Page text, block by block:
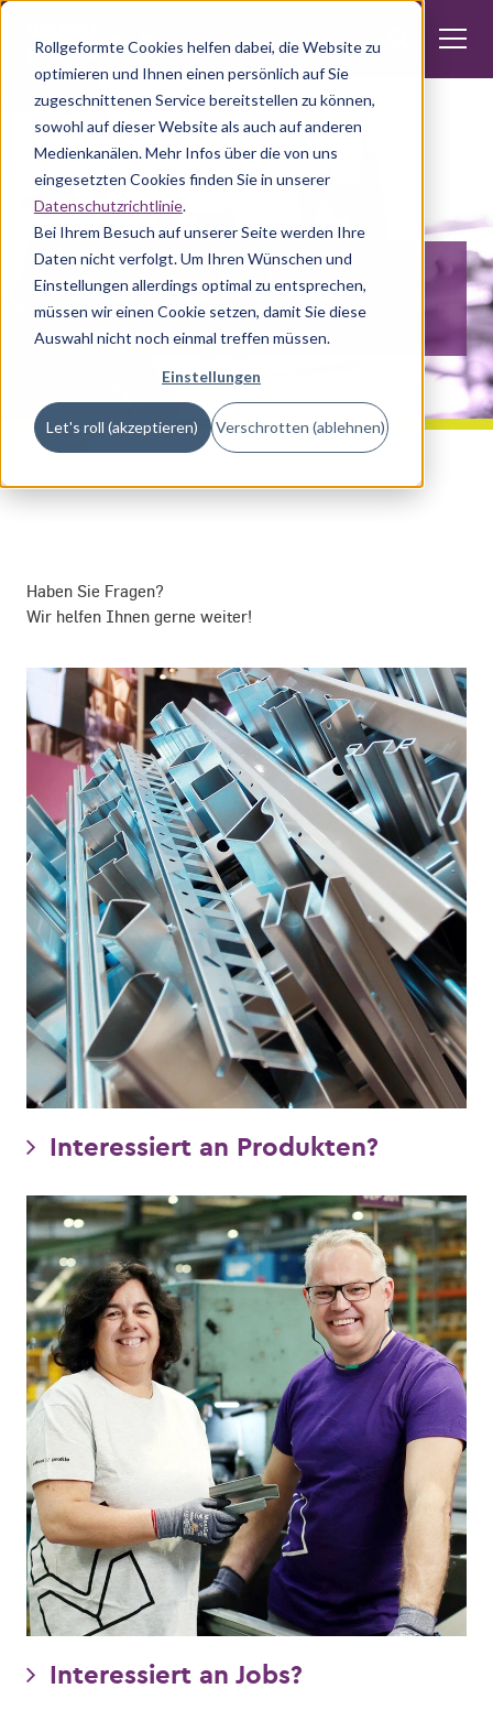
Rollgeformte Cookies helfen dabei, die Website zu
optimieren und Ihnen einen persönlich auf Sie
zugeschnittenen Service bereitstellen zu können,
sowohl auf dieser Website als auch auf anderen
Medienkanälen. Mehr Infos über die von uns
eingesetzten Cookies finden Sie in unserer
Datenschutzrichtlinie.
Bei Ihrem Besuch auf unserer Seite werden Ihre
Daten nicht verfolgt. Um Ihren Wünschen und
Einstellungen allerdings optimal zu entsprechen,
müssen wir einen Cookie setzen, damit Sie diese
Auswahl nicht noch einmal treffen müssen.
Einstellungen
Let's roll (akzeptieren) Verschrotten (ablehnen)
Kontakt aufnehmen
Haben Sie Fragen?
Wir helfen Ihnen gerne weiter!
Interessiert an Produkten?
Interessiert an Jobs?